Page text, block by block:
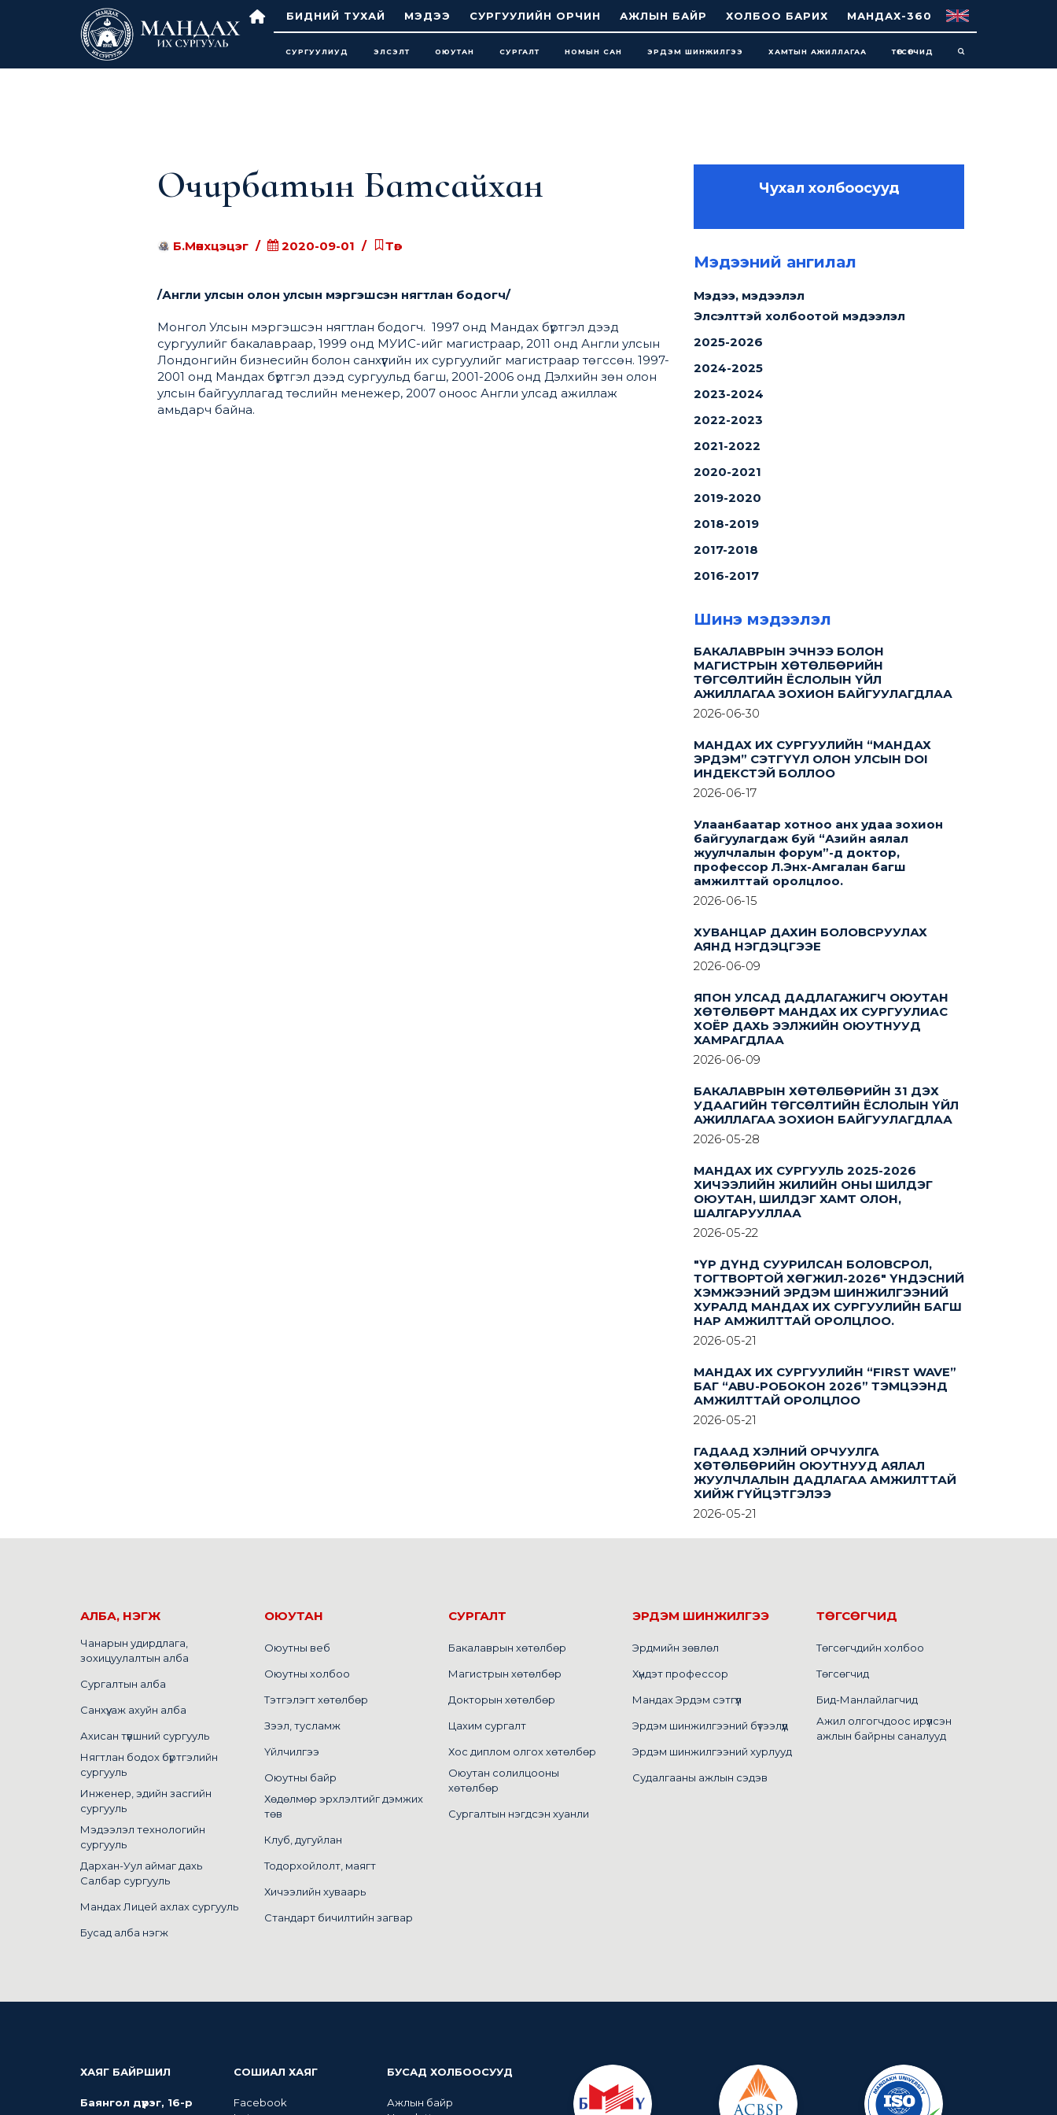
БИДНИЙ ТУХАЙ МЭДЭЭ СУРГУУЛИЙН ОРЧИН АЖЛЫН БАЙР ХОЛБОО БАРИХ МАНДАХ-360
СУРГУУЛИУД ЭЛСЭЛТ ОЮУТАН СУРГАЛТ НОМЫН САН ЭРДЭМ ШИНЖИЛГЭЭ ХАМТЫН АЖИЛЛАГАА ТӨГСӨГЧИД
Очирбатын Батсайхан
Б.Мөнхцэцэг 2020-09-01 Төгсөгчид, Шилдэг төгсөгчид
/Англи улсын олон улсын мэргэшсэн нягтлан бодогч/
Монгол Улсын мэргэшсэн нягтлан бодогч. 1997 онд Мандах бүртгэл дээд
сургуулийг бакалавраар, 1999 онд МУИС-ийг магистраар, 2011 онд Англи улсын
Лондонгийн бизнесийн болон санхүүгийн их сургуулийг магистраар төгссөн. 1997-
2001 онд Мандах бүртгэл дээд сургуульд багш, 2001-2006 онд Дэлхийн зөн олон
улсын байгууллагад төслийн менежер, 2007 оноос Англи улсад ажиллаж
амьдарч байна.
Чухал холбоосууд
Мэдээний ангилал
Мэдээ, мэдээлэл
Элсэлттэй холбоотой мэдээлэл
2025-2026
2024-2025
2023-2024
2022-2023
2021-2022
2020-2021
2019-2020
2018-2019
2017-2018
2016-2017
Шинэ мэдээлэл
БАКАЛАВРЫН ЭЧНЭЭ БОЛОН
МАГИСТРЫН ХӨТӨЛБӨРИЙН
ТӨГСӨЛТИЙН ЁСЛОЛЫН ҮЙЛ
АЖИЛЛАГАА ЗОХИОН БАЙГУУЛАГДЛАА
2026-06-30
МАНДАХ ИХ СУРГУУЛИЙН “МАНДАХ
ЭРДЭМ” СЭТГҮҮЛ ОЛОН УЛСЫН DOI
ИНДЕКСТЭЙ БОЛЛОО
2026-06-17
Улаанбаатар хотноо анх удаа зохион
байгуулагдаж буй “Азийн аялал
жуулчлалын форум”-д доктор,
профессор Л.Энх-Амгалан багш
амжилттай оролцлоо.
2026-06-15
ХУВАНЦАР ДАХИН БОЛОВСРУУЛАХ
АЯНД НЭГДЭЦГЭЭЕ
2026-06-09
ЯПОН УЛСАД ДАДЛАГАЖИГЧ ОЮУТАН
ХӨТӨЛБӨРТ МАНДАХ ИХ СУРГУУЛИАС
ХОЁР ДАХЬ ЭЭЛЖИЙН ОЮУТНУУД
ХАМРАГДЛАА
2026-06-09
БАКАЛАВРЫН ХӨТӨЛБӨРИЙН 31 ДЭХ
УДААГИЙН ТӨГСӨЛТИЙН ЁСЛОЛЫН ҮЙЛ
АЖИЛЛАГАА ЗОХИОН БАЙГУУЛАГДЛАА
2026-05-28
МАНДАХ ИХ СУРГУУЛЬ 2025-2026
ХИЧЭЭЛИЙН ЖИЛИЙН ОНЫ ШИЛДЭГ
ОЮУТАН, ШИЛДЭГ ХАМТ ОЛОН,
ШАЛГАРУУЛЛАА
2026-05-22
"ҮР ДҮНД СУУРИЛСАН БОЛОВСРОЛ,
ТОГТВОРТОЙ ХӨГЖИЛ-2026" ҮНДЭСНИЙ
ХЭМЖЭЭНИЙ ЭРДЭМ ШИНЖИЛГЭЭНИЙ
ХУРАЛД МАНДАХ ИХ СУРГУУЛИЙН БАГШ
НАР АМЖИЛТТАЙ ОРОЛЦЛОО.
2026-05-21
МАНДАХ ИХ СУРГУУЛИЙН “FIRST WAVE”
БАГ “ABU-РОБОКОН 2026” ТЭМЦЭЭНД
АМЖИЛТТАЙ ОРОЛЦЛОО
2026-05-21
ГАДААД ХЭЛНИЙ ОРЧУУЛГА
ХӨТӨЛБӨРИЙН ОЮУТНУУД АЯЛАЛ
ЖУУЛЧЛАЛЫН ДАДЛАГАА АМЖИЛТТАЙ
ХИЙЖ ГҮЙЦЭТГЭЛЭЭ
2026-05-21
АЛБА, НЭГЖ
Чанарын удирдлага,
зохицуулалтын алба
Сургалтын алба
Санхүү, аж ахуйн алба
Ахисан түвшний сургууль
Нягтлан бодох бүртгэлийн
сургууль
Инженер, эдийн засгийн
сургууль
Мэдээлэл технологийн
сургууль
Дархан-Уул аймаг дахь
Салбар сургууль
Мандах Лицей ахлах сургууль
Бусад алба нэгж
ОЮУТАН
Оюутны веб
Оюутны холбоо
Тэтгэлэгт хөтөлбөр
Зээл, тусламж
Үйлчилгээ
Оюутны байр
Хөдөлмөр эрхлэлтийг дэмжих
төв
Клуб, дугуйлан
Тодорхойлолт, маягт
Хичээлийн хуваарь
Стандарт бичилтийн загвар
СУРГАЛТ
Бакалаврын хөтөлбөр
Магистрын хөтөлбөр
Докторын хөтөлбөр
Цахим сургалт
Хос диплом олгох хөтөлбөр
Оюутан солилцооны
хөтөлбөр
Сургалтын нэгдсэн хуанли
ЭРДЭМ ШИНЖИЛГЭЭ
Эрдмийн зөвлөл
Хүндэт профессор
Мандах Эрдэм сэтгүүл
Эрдэм шинжилгээний бүтээлүүд
Эрдэм шинжилгээний хурлууд
Судалгааны ажлын сэдэв
ТӨГСӨГЧИД
Төгсөгчдийн холбоо
Төгсөгчид
Бид-Манлайлагчид
Ажил олгогчдоос ирүүлсэн
ажлын байрны саналууд
ХАЯГ БАЙРШИЛ
Баянгол дүүрэг, 16-р
СОШИАЛ ХАЯГ
Facebook
БУСАД ХОЛБООСУУД
Ажлын байр